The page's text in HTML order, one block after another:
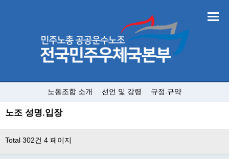
노동조합 소개 선언 및 강령 규정.규약
노조 성명.입장
Total 302건 4 페이지